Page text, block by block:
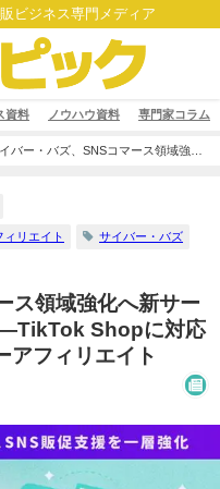
ビジネス専門メディア
資料 ノウハウ資料 専門家コラム
バー・バズ、SNSコマース領域強化
ィリエイト サイバー・バズ
ス領域強化へ新サー
―TikTok Shopに対応
アフィリエイト